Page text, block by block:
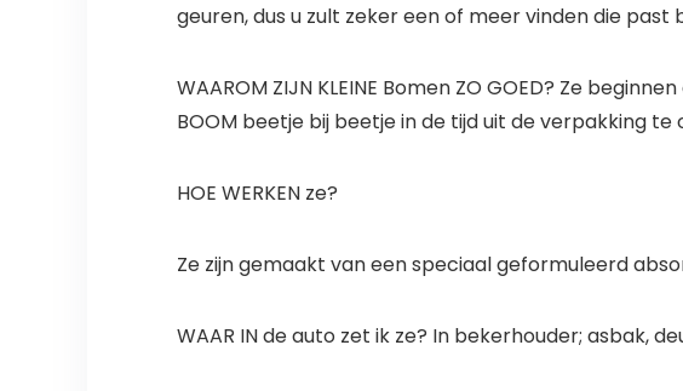
geuren, dus u zult zeker een of meer vinden die past
WAAROM ZIJN KLEINE Bomen ZO GOED? Ze
BOOM beetje bij beetje in de tijd uit de verpakking te
HOE WERKEN ze?
Ze zijn gemaakt van een speciaal geformuleerd
WAAR IN de auto zet ik ze? In bekerhouder; asbak,